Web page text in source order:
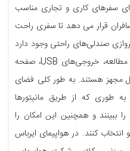
سفرهای کاری و تجاری مناسب
قرار می دهد تا سفری راحت
صندلی‌های راحتی وجود دارد
که به امکاناتی نظیر ماساژ، چراغ‌های مطالعه، خروجی‌های USB، صفحه
۱۷ اینچی و بیش از ۶۰۰ کانال مجهز هستند. به طور کلی فضای
طوری که از طریق مانیتورها
ببینند و همچنین این امکان را
انتخاب کنند. در هواپیمای ایرباس